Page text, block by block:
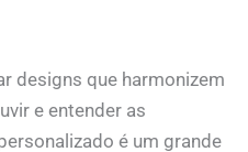
designs que harmonizem
e entender as
é um grande